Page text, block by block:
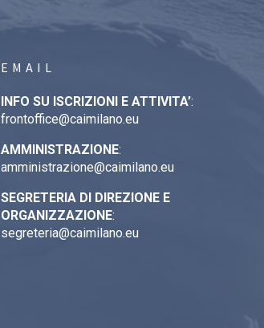
EMAIL
INFO SU ISCRIZIONI E ATTIVITA’:
frontoffice@caimilano.eu
AMMINISTRAZIONE:
amministrazione@caimilano.eu
SEGRETERIA DI DIREZIONE E
ORGANIZZAZIONE:
segreteria@caimilano.eu